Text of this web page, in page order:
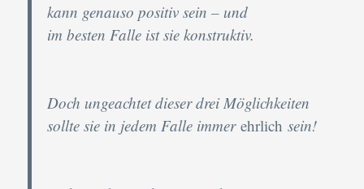
kann genauso positiv sein – und
im besten Falle ist sie konstruktiv.
Doch ungeachtet dieser drei Möglichkeiten
sollte sie in jedem Falle immerehrlich sein!